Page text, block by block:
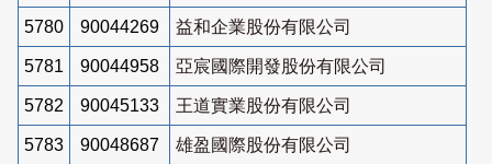
5780 90044269 益和企業股份有限公司
5781 90044958 亞宸國際開發股份有限公司
5782 90045133 王道實業股份有限公司
5783 90048687 雄盈國際股份有限公司